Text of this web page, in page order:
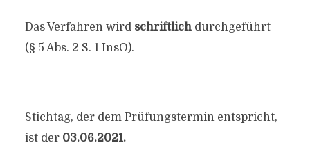
Das Verfahren wird schriftlichdurchgeführt
(§ 5 Abs. 2 S. 1 InsO).
Stichtag, der dem Prüfungstermin entspricht,
ist der 03.06.2021.